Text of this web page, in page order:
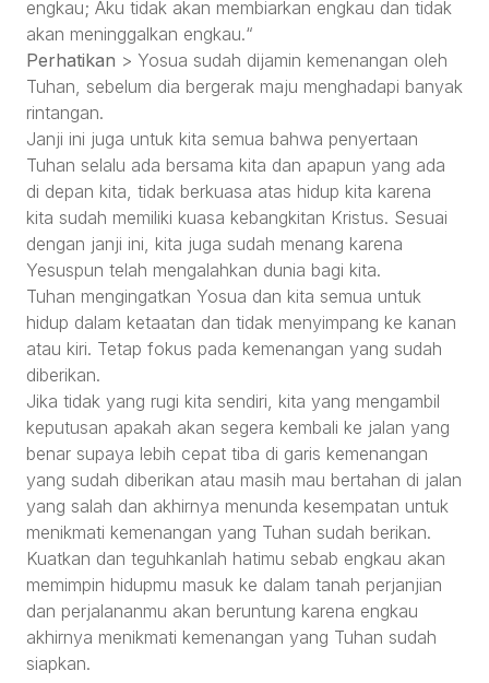
engkau; Aku tidak akan membiarkan engkau dan tidak
akan meninggalkan engkau.“
Perhatikan > Yosua sudah dijamin kemenangan oleh
Tuhan, sebelum dia bergerak maju menghadapi banyak
rintangan.
Janji ini juga untuk kita semua bahwa penyertaan
Tuhan selalu ada bersama kita dan apapun yang ada
di depan kita, tidak berkuasa atas hidup kita karena
kita sudah memiliki kuasa kebangkitan Kristus. Sesuai
dengan janji ini, kita juga sudah menang karena
Yesuspun telah mengalahkan dunia bagi kita.
Tuhan mengingatkan Yosua dan kita semua untuk
hidup dalam ketaatan dan tidak menyimpang ke kanan
atau kiri. Tetap fokus pada kemenangan yang sudah
diberikan.
Jika tidak yang rugi kita sendiri, kita yang mengambil
keputusan apakah akan segera kembali ke jalan yang
benar supaya lebih cepat tiba di garis kemenangan
yang sudah diberikan atau masih mau bertahan di jalan
yang salah dan akhirnya menunda kesempatan untuk
menikmati kemenangan yang Tuhan sudah berikan.
Kuatkan dan teguhkanlah hatimu sebab engkau akan
memimpin hidupmu masuk ke dalam tanah perjanjian
dan perjalananmu akan beruntung karena engkau
akhirnya menikmati kemenangan yang Tuhan sudah
siapkan.